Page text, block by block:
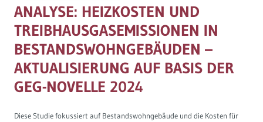
ANALYSE: HEIZKOSTEN UND
TREIBHAUSGASEMISSIONEN IN
BESTANDSWOHNGEBÄUDEN –
AKTUALISIERUNG AUF BASIS DER
GEG-NOVELLE 2024
Diese Studie fokussiert auf Bestandswohngebäude und die Kosten für